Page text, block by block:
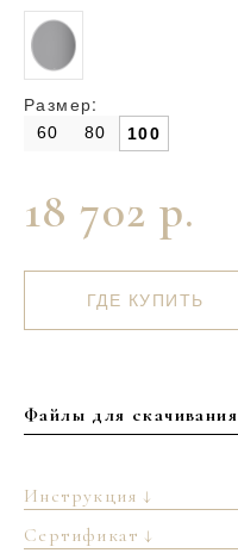
18 702 р.
Размер:
60 80 100
ГДЕ КУПИТЬ
Файлы для скачивания
Инструкция ↓
Сертификат ↓